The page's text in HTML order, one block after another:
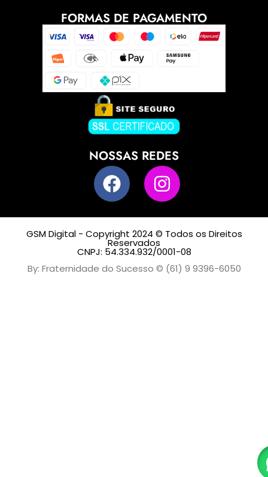
FORMAS DE PAGAMENTO
NOSSAS REDES
GSM Digital - Copyright 2024 © Todos os Direitos
Reservados
CNPJ: 54.334.932/0001-08
By: Fraternidade do Sucesso © (61) 9 9396-6050